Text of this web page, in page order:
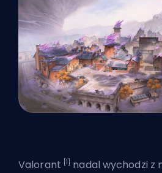
Valorant [1]
nadal wychodzi z